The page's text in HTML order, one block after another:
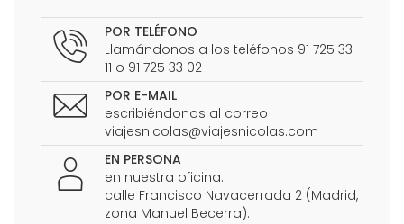
POR TELÉFONO
Llamándonos a los teléfonos 91 725 33
11 o 91 725 33 02
POR E-MAIL
escribiéndonos al correo
viajesnicolas@viajesnicolas.com
EN PERSONA
en nuestra oficina:
calle Francisco Navacerrada 2 (Madrid,
zona Manuel Becerra).